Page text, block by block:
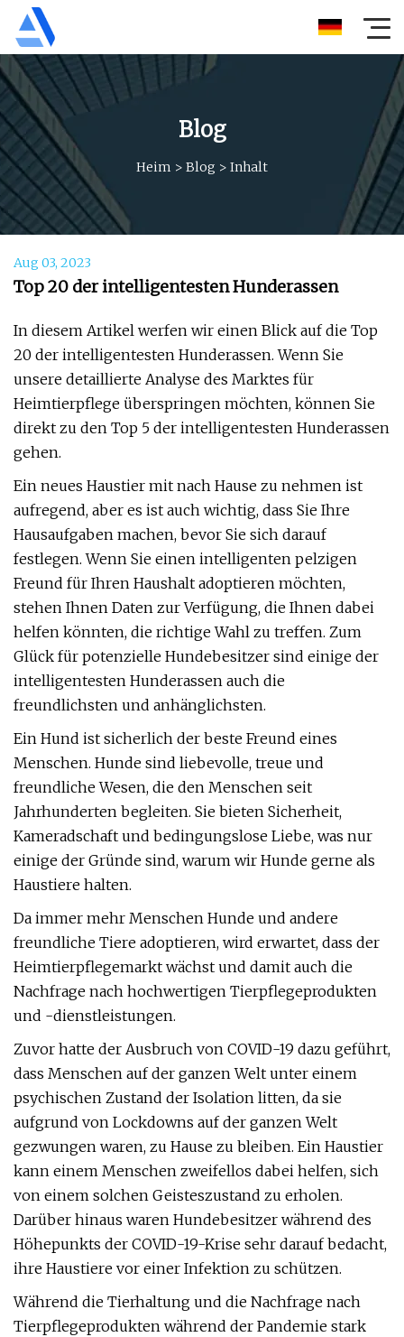
Blog
Heim > Blog > Inhalt
Aug 03, 2023
Top 20 der intelligentesten Hunderassen
In diesem Artikel werfen wir einen Blick auf die Top
20 der intelligentesten Hunderassen. Wenn Sie
unsere detaillierte Analyse des Marktes für
Heimtierpflege überspringen möchten, können Sie
direkt zu den Top 5 der intelligentesten Hunderassen
gehen.
Ein neues Haustier mit nach Hause zu nehmen ist
aufregend, aber es ist auch wichtig, dass Sie Ihre
Hausaufgaben machen, bevor Sie sich darauf
festlegen. Wenn Sie einen intelligenten pelzigen
Freund für Ihren Haushalt adoptieren möchten,
stehen Ihnen Daten zur Verfügung, die Ihnen dabei
helfen könnten, die richtige Wahl zu treffen. Zum
Glück für potenzielle Hundebesitzer sind einige der
intelligentesten Hunderassen auch die
freundlichsten und anhänglichsten.
Ein Hund ist sicherlich der beste Freund eines
Menschen. Hunde sind liebevolle, treue und
freundliche Wesen, die den Menschen seit
Jahrhunderten begleiten. Sie bieten Sicherheit,
Kameradschaft und bedingungslose Liebe, was nur
einige der Gründe sind, warum wir Hunde gerne als
Haustiere halten.
Da immer mehr Menschen Hunde und andere
freundliche Tiere adoptieren, wird erwartet, dass der
Heimtierpflegemarkt wächst und damit auch die
Nachfrage nach hochwertigen Tierpflegeprodukten
und -dienstleistungen.
Zuvor hatte der Ausbruch von COVID-19 dazu geführt,
dass Menschen auf der ganzen Welt unter einem
psychischen Zustand der Isolation litten, da sie
aufgrund von Lockdowns auf der ganzen Welt
gezwungen waren, zu Hause zu bleiben. Ein Haustier
kann einem Menschen zweifellos dabei helfen, sich
von einem solchen Geisteszustand zu erholen.
Darüber hinaus waren Hundebesitzer während des
Höhepunkts der COVID-19-Krise sehr darauf bedacht,
ihre Haustiere vor einer Infektion zu schützen.
Während die Tierhaltung und die Nachfrage nach
Tierpflegeprodukten während der Pandemie stark